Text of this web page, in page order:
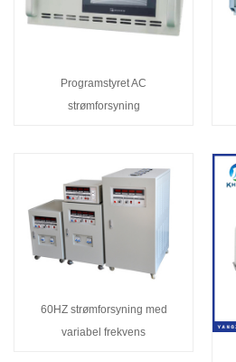
Programstyret AC
strømforsyning
60HZ strømforsyning med
variabel frekvens